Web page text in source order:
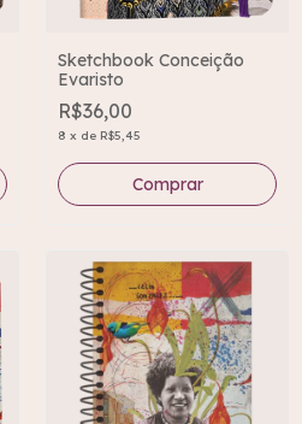
Sketchbook Conceição
Evaristo
R$36,00
8 x de R$5,45